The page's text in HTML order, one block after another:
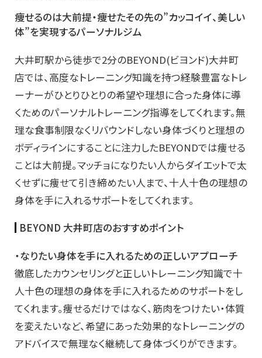
痩せるのは大前提・痩せたその先の”カッコイイ、美しい
体”を実現するパーソナルジム
大井町駅から徒歩で2分のBEYOND(ビヨンド)大井町
店では、高度なトレーニング知識を持つ経験豊富なトレ
ーナーがひとりひとりの希望や理想に合った身体に導
くためのパーソナルトレーニング指導をしてくれます。無
理な食事制限なくリバウンドしない身体づくりと理想の
ボディラインにすることに注力したBEYONDでは痩せる
ことは大前提。マッチョになりたい人からダイエットで太
くせずに痩せて引き締めたい人まで、十人十色の理想の
身体を手に入れるサポートをしてくれます。
BEYOND 大井町店のおすすめポイント
・なりたい身体を手に入れるための正しいアプローチ
徹底したカウンセリングと正しいトレーニング知識で十
人十色の理想の身体を手に入れるためのサポートをし
てくれます。痩せるだけではなく、筋肉をつけたい・体質
を変えたいなど、希望にあった効果的なトレーニングの
アドバイスで無理なく継続して身体づくりができます。